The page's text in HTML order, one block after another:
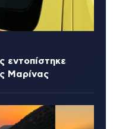
εντοπίστηκε
Μαρίνας